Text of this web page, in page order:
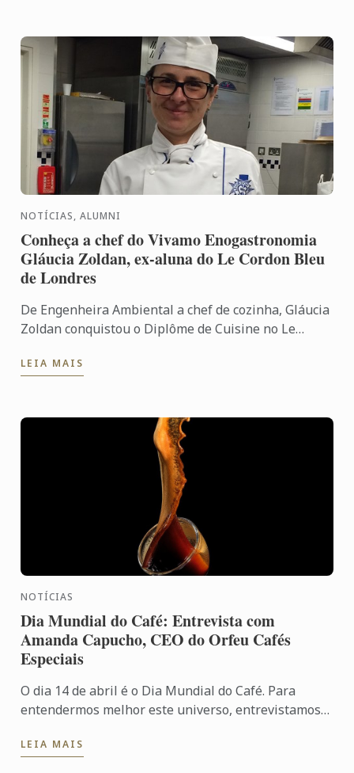
NOTÍCIAS, ALUMNI
Conheça a chef do Vivamo Enogastronomia
Gláucia Zoldan, ex-aluna do Le Cordon Bleu
de Londres
De Engenheira Ambiental a chef de cozinha, Gláucia
Zoldan conquistou o Diplôme de Cuisine no Le
próprio restaurante, ...
LEIA MAIS
NOTÍCIAS
Dia Mundial do Café: Entrevista com
Amanda Capucho, CEO do Orfeu Cafés
Especiais
O dia 14 de abril é o Dia Mundial do Café. Para
entendermos melhor este universo, entrevistamos
café brasileiro ...
LEIA MAIS